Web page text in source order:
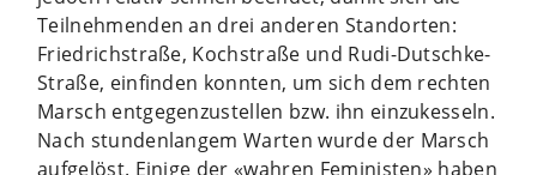
Teilnehmenden an drei anderen Standorten:
Friedrichstraße, Kochstraße und Rudi-Dutschke-
Straße, einfinden konnten, um sich dem rechten
Marsch entgegenzustellen bzw. ihn einzukesseln.
Nach stundenlangem Warten wurde der Marsch
aufgelöst. Einige der «wahren Feministen» haben